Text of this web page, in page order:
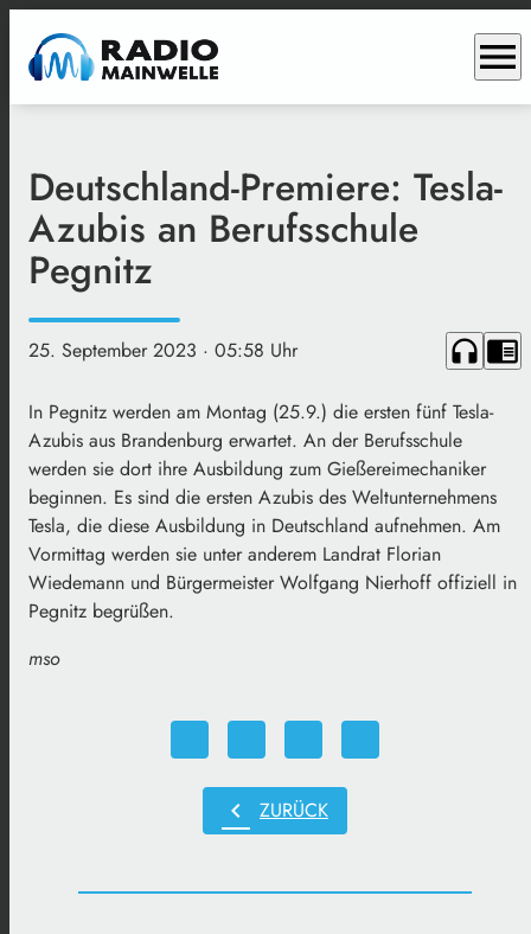
menu
Deutschland-Premiere: Tesla-
Azubis an Berufsschule
Pegnitz
25. September 2023 · 05:58 Uhr headphones chrome_reader_mode
In Pegnitz werden am Montag (25.9.) die ersten fünf Tesla-
Azubis aus Brandenburg erwartet. An der Berufsschule
werden sie dort ihre Ausbildung zum Gießereimechaniker
beginnen. Es sind die ersten Azubis des Weltunternehmens
Tesla, die diese Ausbildung in Deutschland aufnehmen. Am
Vormittag werden sie unter anderem Landrat Florian
Wiedemann und Bürgermeister Wolfgang Nierhoff offiziell in
Pegnitz begrüßen.
mso
chevron_left ZURÜCK